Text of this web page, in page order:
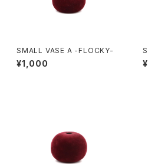
SMALL VASE A -FLOCKY-
¥1,000